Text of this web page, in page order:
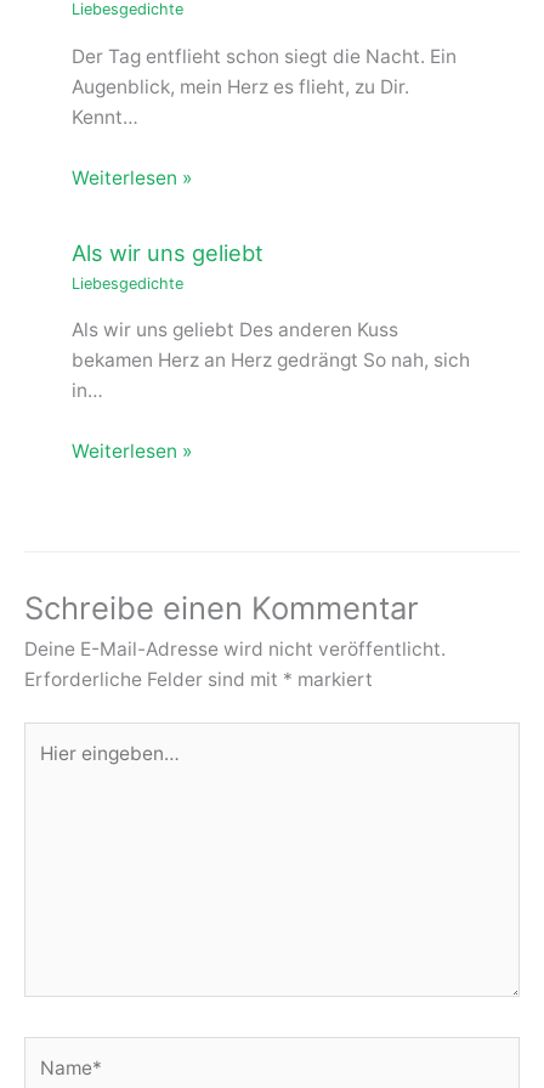
Liebesgedichte
Der Tag entflieht schon siegt die Nacht. Ein
Augenblick, mein Herz es flieht, zu Dir.
Kennt…
Weiterlesen »
Als wir uns geliebt
Liebesgedichte
Als wir uns geliebt Des anderen Kuss
bekamen Herz an Herz gedrängt So nah, sich
in…
Weiterlesen »
Schreibe einen Kommentar
Deine E-Mail-Adresse wird nicht veröffentlicht.
Erforderliche Felder sind mit * markiert
eingeben…